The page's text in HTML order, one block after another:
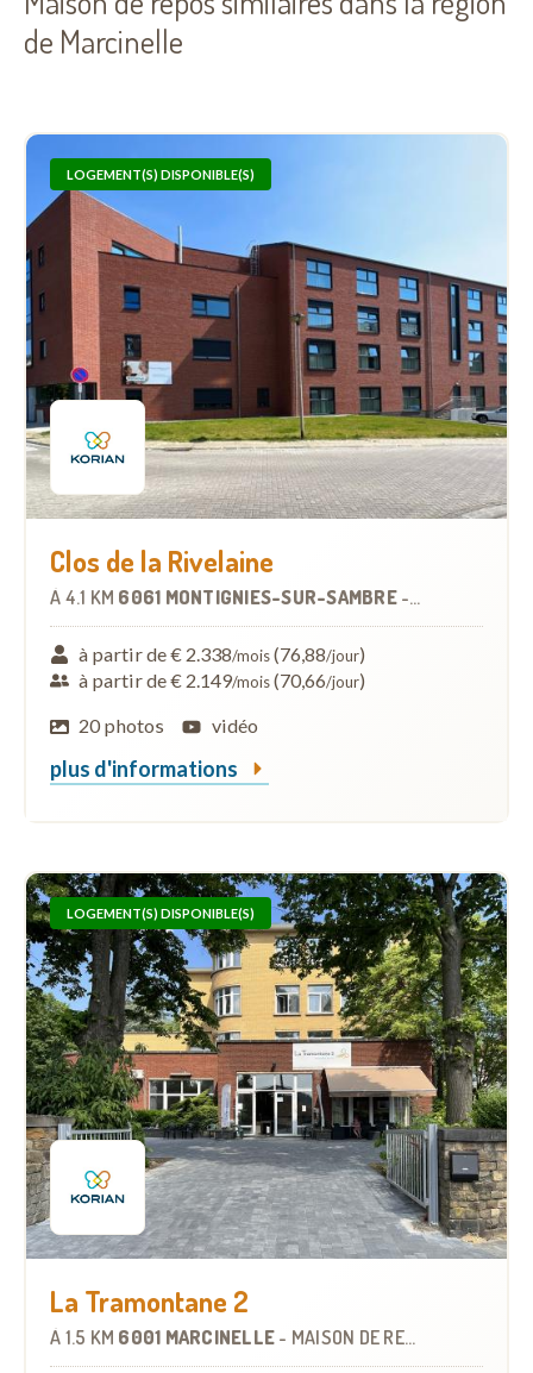
de Marcinelle
LOGEMENT(S) DISPONIBLE(S)
Clos de la Rivelaine
À 4.1 KM 6061 MONTIGNIES-SUR-SAMBRE - MAISON DE
à partir de € 2.338/mois(76,88/jour)
à partir de € 2.149/mois(70,66/jour)
20 photos
vidéo
plus d'informations
LOGEMENT(S) DISPONIBLE(S)
La Tramontane 2
À 1.5 KM 6001 MARCINELLE - MAISON DE REPOS